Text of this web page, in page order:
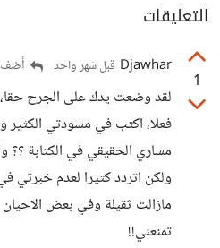
التعليقات
1
Djawhar قبل شهر واحد أضف
لقد وضعت يدك على الجرح حقا،
فعلا، اكتب في مسودتي الكثير
مساري الحقيقي في الكتابة ؟؟
ولكن اتردد كثيرا لعدم خبرتي
مازالت ثقيلة وفي بعض
تمنعني!!